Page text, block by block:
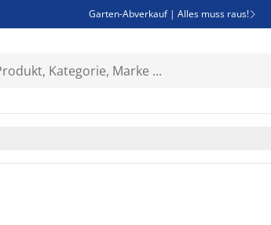
Garten-Abverkauf | Alles muss raus! 
Bist du Unternehmer? Entdecke JYSK-B2B